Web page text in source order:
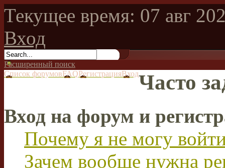
Текущее время: 07 авг
Вход
Расширенный поиск
Список форумовFAQРегистрацияВходЧасто
Вход на форум и
Почему я не могу
Зачем вообще нужна